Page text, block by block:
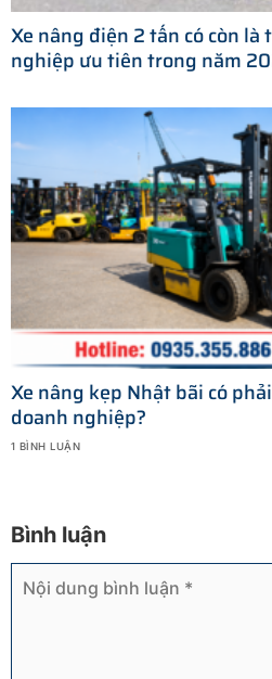
Xe nâng điện 2 tấn có còn
nghiệp ưu tiên trong năm
Xe nâng kẹp Nhật bãi có
doanh nghiệp?
1 BÌNH LUẬN
Bình luận